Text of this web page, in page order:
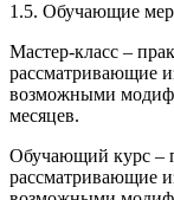
1.5. Обучающие
Мастер-класс –
рассматривающие
возможными
месяцев.
Обучающий курс –
рассматривающие